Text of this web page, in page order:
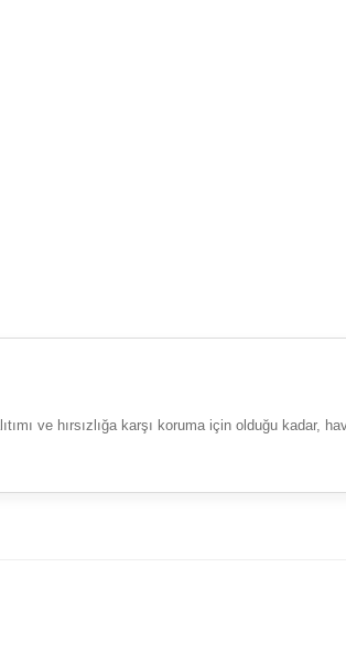
ve hırsızlığa karşı koruma için olduğu kadar,